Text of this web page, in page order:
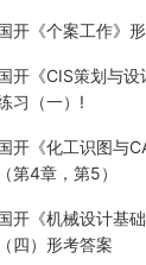
开《个案工作》
开《CIS策划与
习（一）!
开《化工识图与
（第4章，第5）
开《机械设计基
（四）形考答案